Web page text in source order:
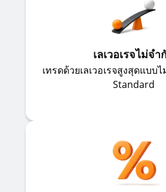
เลเวอเรจไม่จำ
เทรดด้วยเลเวอเรจสูงสุดแบ
Standard